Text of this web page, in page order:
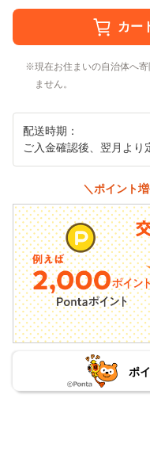
現在お住まいの自治体へ
ません。
配送時期：
ご入金確認後、翌月より
＼ポイント
ポ